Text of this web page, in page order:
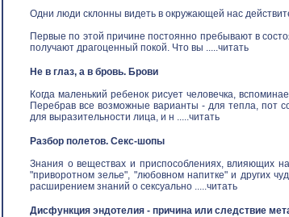
Одни люди склонны видеть в окружающей нас
Первые по этой причине постоянно пребывают в
получают драгоценный покой. Что вы .....читать
Не в глаз, а в бровь. Брови
Когда маленький ребенок рисует человечка,
Перебрав все возможные варианты - для тепла, пот
для выразительности лица, и н .....читать
Разбор полетов. Секс-шопы
Знания о веществах и приспособлениях, влияющих
"приворотном зелье", "любовном напитке" и других
расширением знаний о сексуально .....читать
Дисфункция эндотелия - причина или следствие